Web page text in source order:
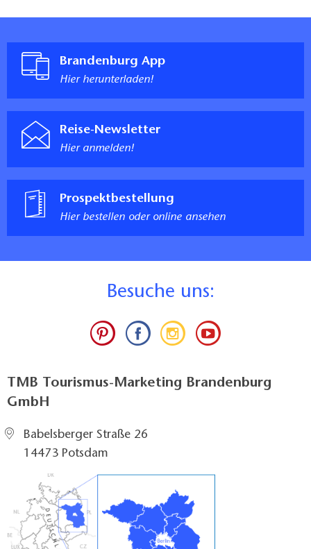
Brandenburg App
Hier herunterladen!
Reise-Newsletter
Hier anmelden!
Prospektbestellung
Hier bestellen oder online ansehen
Besuche uns:
TMB Tourismus-Marketing Brandenburg
GmbH
Babelsberger Straße 26
14473 Potsdam